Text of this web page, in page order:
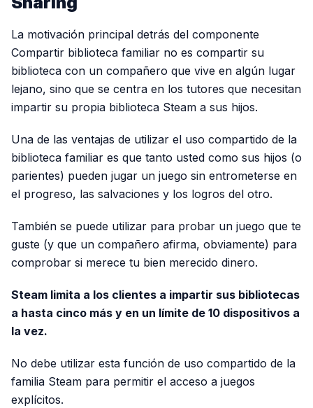
La motivación principal detrás del componente
Compartir biblioteca familiar no es compartir su
biblioteca con un compañero que vive en algún lugar
lejano, sino que se centra en los tutores que necesitan
impartir su propia biblioteca Steam a sus hijos.
Una de las ventajas de utilizar el uso compartido de la
biblioteca familiar es que tanto usted como sus hijos (o
parientes) pueden jugar un juego sin entrometerse en
el progreso, las salvaciones y los logros del otro.
También se puede utilizar para probar un juego que te
guste (y que un compañero afirma, obviamente) para
comprobar si merece tu bien merecido dinero.
Steam limita a los clientes a impartir sus bibliotecas
a hasta cinco más y en un límite de 10 dispositivos a
la vez.
No debe utilizar esta función de uso compartido de la
familia Steam para permitir el acceso a juegos
explícitos.